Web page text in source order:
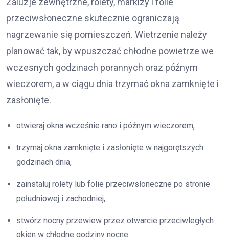
przeciwsłoneczne skutecznie ograniczają
nagrzewanie się pomieszczeń. Wietrzenie należy
planować tak, by wpuszczać chłodne powietrze we
wczesnych godzinach porannych oraz późnym
wieczorem, a w ciągu dnia trzymać okna zamknięte i
zasłonięte.
otwieraj okna wcześnie rano i późnym wieczorem,
trzymaj okna zamknięte i zasłonięte w najgorętszych
godzinach dnia,
zainstaluj rolety lub folie przeciwsłoneczne po stronie
południowej i zachodniej,
stwórz nocny przewiew przez otwarcie przeciwległych
okien w chłodne godziny nocne.